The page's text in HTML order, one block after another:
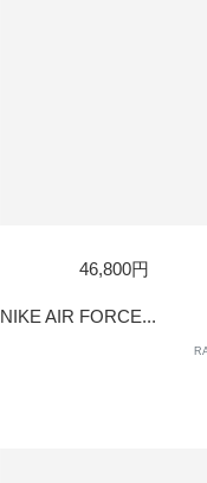
46,800円
NIKE AIR FORCE...